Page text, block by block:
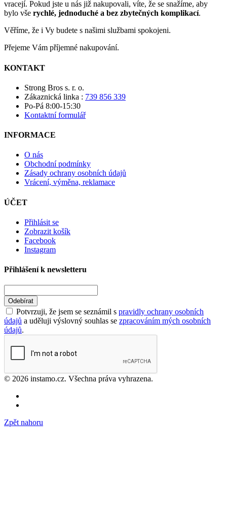
vracejí. Pokud jste u nás již nakupovali, víte, že se snažíme, aby
bylo vše rychlé, jednoduché a bez zbytečných komplikací.
Věříme, že i Vy budete s našimi službami spokojeni.
Přejeme Vám příjemné nakupování.
KONTAKT
Strong Bros s. r. o.
Zákaznická linka : 739 856 339
Po-Pá 8:00-15:30
Kontaktní formulář
INFORMACE
O nás
Obchodní podmínky
Zásady ochrany osobních údajů
Vrácení, výměna, reklamace
ÚČET
Přihlásit se
Zobrazit košík
Facebook
Instagram
Přihlášení k newsletteru
Odebírat
Potvrzuji, že jsem se seznámil s pravidly ochrany osobních
údajů a uděluji výslovný souhlas se zpracováním mých osobních
údajů.
© 2026 instamo.cz. Všechna práva vyhrazena.
Zpět nahoru